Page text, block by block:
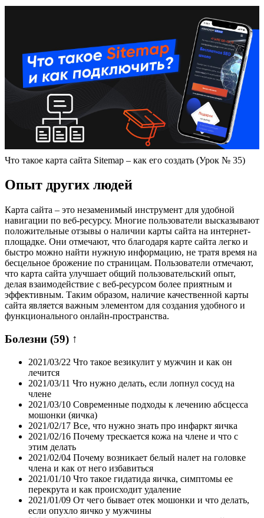
Что такое карта сайта Sitemap – как его создать (Урок № 35)
Опыт других людей
Карта сайта – это незаменимый инструмент для удобной
навигации по веб-ресурсу. Многие пользователи высказывают
положительные отзывы о наличии карты сайта на интернет-
площадке. Они отмечают, что благодаря карте сайта легко и
быстро можно найти нужную информацию, не тратя время на
бесцельное брожение по страницам. Пользователи отмечают,
что карта сайта улучшает общий пользовательский опыт,
делая взаимодействие с веб-ресурсом более приятным и
эффективным. Таким образом, наличие качественной карты
сайта является важным элементом для создания удобного и
функционального онлайн-пространства.
Болезни (59) ↑
2021/03/22 Что такое везикулит у мужчин и как он
лечится
2021/03/11 Что нужно делать, если лопнул сосуд на
члене
2021/03/10 Современные подходы к лечению абсцесса
мошонки (яичка)
2021/02/17 Все, что нужно знать про инфаркт яичка
2021/02/16 Почему трескается кожа на члене и что с
этим делать
2021/02/04 Почему возникает белый налет на головке
члена и как от него избавиться
2021/01/10 Что такое гидатида яичка, симптомы ее
перекрута и как происходит удаление
2021/01/09 От чего бывает отек мошонки и что делать,
если опухло яичко у мужчины